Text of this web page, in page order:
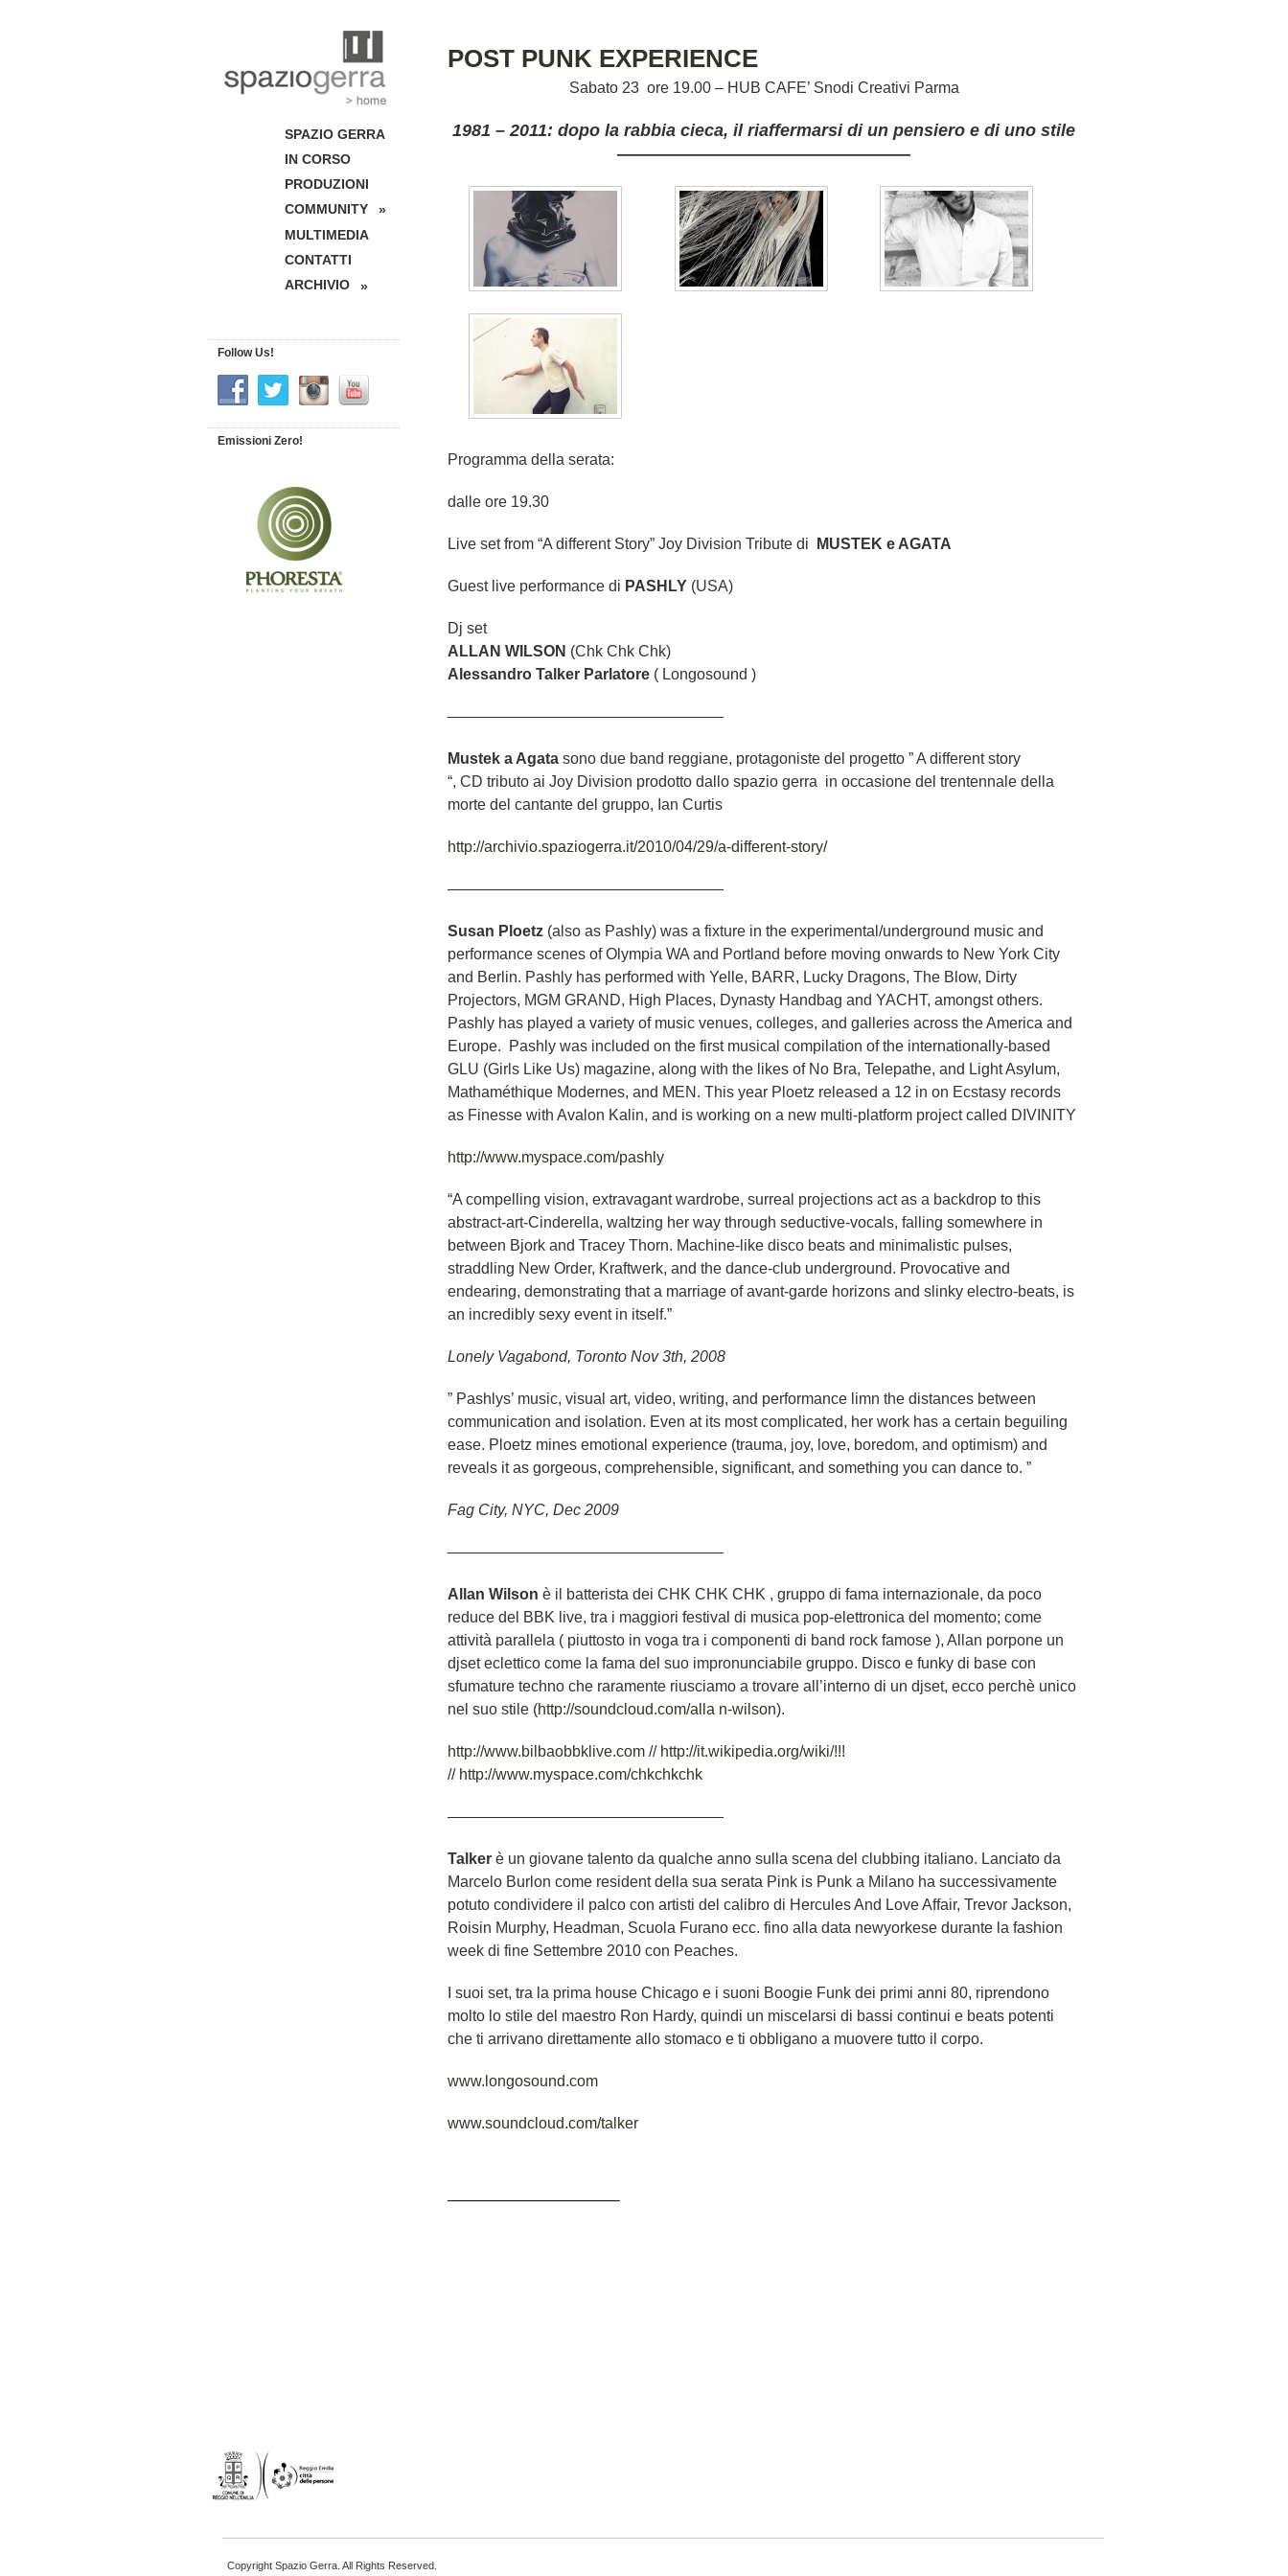
POST PUNK EXPERIENCE
Sabato 23 ore 19.00 – HUB CAFE’ Snodi Creativi Parma
1981 – 2011: dopo la rabbia cieca, il riaffermarsi di un pensiero e di uno stile
—————————————————
Programma della serata:
dalle ore 19.30
Live set from “A different Story” Joy Division Tribute di MUSTEK e AGATA
Guest live performance di PASHLY (USA)
Dj set
ALLAN WILSON (Chk Chk Chk)
Alessandro Talker Parlatore ( Longosound )
——————————————————
Mustek a Agata sono due band reggiane, protagoniste del progetto ” A different story
“, CD tributo ai Joy Division prodotto dallo spazio gerra in occasione del trentennale della
morte del cantante del gruppo, Ian Curtis
http://archivio.spaziogerra.it/2010/04/29/a-different-story/
——————————————————
Susan Ploetz (also as Pashly) was a fixture in the experimental/underground music and
performance scenes of Olympia WA and Portland before moving onwards to New York City
and Berlin. Pashly has performed with Yelle, BARR, Lucky Dragons, The Blow, Dirty
Projectors, MGM GRAND, High Places, Dynasty Handbag and YACHT, amongst others.
Pashly has played a variety of music venues, colleges, and galleries across the America and
Europe. Pashly was included on the first musical compilation of the internationally-based
GLU (Girls Like Us) magazine, along with the likes of No Bra, Telepathe, and Light Asylum,
Mathaméthique Modernes, and MEN. This year Ploetz released a 12 in on Ecstasy records
as Finesse with Avalon Kalin, and is working on a new multi-platform project called DIVINITY
http://www.myspace.com/pashly
“A compelling vision, extravagant wardrobe, surreal projections act as a backdrop to this
abstract-art-Cinderella, waltzing her way through seductive-vocals, falling somewhere in
between Bjork and Tracey Thorn. Machine-like disco beats and minimalistic pulses,
straddling New Order, Kraftwerk, and the dance-club underground. Provocative and
endearing, demonstrating that a marriage of avant-garde horizons and slinky electro-beats, is
an incredibly sexy event in itself.”
Lonely Vagabond, Toronto Nov 3th, 2008
” Pashlys’ music, visual art, video, writing, and performance limn the distances between
communication and isolation. Even at its most complicated, her work has a certain beguiling
ease. Ploetz mines emotional experience (trauma, joy, love, boredom, and optimism) and
reveals it as gorgeous, comprehensible, significant, and something you can dance to. ”
Fag City, NYC, Dec 2009
——————————————————
Allan Wilson è il batterista dei CHK CHK CHK , gruppo di fama internazionale, da poco
reduce del BBK live, tra i maggiori festival di musica pop-elettronica del momento; come
attività parallela ( piuttosto in voga tra i componenti di band rock famose ), Allan porpone un
djset eclettico come la fama del suo impronunciabile gruppo. Disco e funky di base con
sfumature techno che raramente riusciamo a trovare all’interno di un djset, ecco perchè unico
nel suo stile (http://soundcloud.com/alla n-wilson).
http://www.bilbaobbklive.com // http://it.wikipedia.org/wiki/!!!
// http://www.myspace.com/chkchkchk
——————————————————
Talker è un giovane talento da qualche anno sulla scena del clubbing italiano. Lanciato da
Marcelo Burlon come resident della sua serata Pink is Punk a Milano ha successivamente
potuto condividere il palco con artisti del calibro di Hercules And Love Affair, Trevor Jackson,
Roisin Murphy, Headman, Scuola Furano ecc. fino alla data newyorkese durante la fashion
week di fine Settembre 2010 con Peaches.
I suoi set, tra la prima house Chicago e i suoni Boogie Funk dei primi anni 80, riprendono
molto lo stile del maestro Ron Hardy, quindi un miscelarsi di bassi continui e beats potenti
che ti arrivano direttamente allo stomaco e ti obbligano a muovere tutto il corpo.
www.longosound.com
www.soundcloud.com/talker
——————————————————
SPAZIO GERRA
IN CORSO
PRODUZIONI
COMMUNITY
»
MULTIMEDIA
CONTATTI
ARCHIVIO
»
Follow Us!
Emissioni Zero!
Copyright Spazio Gerra. All Rights Reserved.